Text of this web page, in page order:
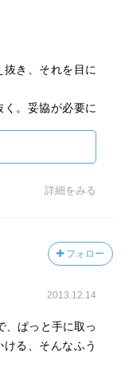
出典：現代の経
意味ではないこ
出典：マネジメ
報は、顧客ではな
ベーションと企
き、それを目に
。妥協が必要に
ある
どう思うかなど
成果の基準を上
らざるえない。
詳細をみる
フォロー
2013.12.14
、ぱっと手に取っ
る、そんなふう